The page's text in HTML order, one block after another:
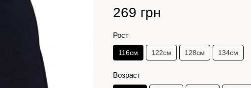
269 грн
Рост
116см 122см 128см 134см
Возраст